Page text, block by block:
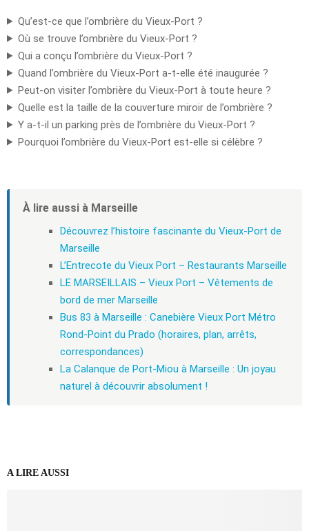
Qu’est-ce que l’ombrière du Vieux-Port ?
Où se trouve l’ombrière du Vieux-Port ?
Qui a conçu l’ombrière du Vieux-Port ?
Quand l’ombrière du Vieux-Port a-t-elle été inaugurée ?
Peut-on visiter l’ombrière du Vieux-Port à toute heure ?
Quelle est la taille de la couverture miroir de l’ombrière ?
Y a-t-il un parking près de l’ombrière du Vieux-Port ?
Pourquoi l’ombrière du Vieux-Port est-elle si célèbre ?
À lire aussi à Marseille
Découvrez l’histoire fascinante du Vieux-Port de
Marseille
L’Entrecote du Vieux Port – Restaurants Marseille
LE MARSEILLAIS – Vieux Port – Vêtements de
bord de mer Marseille
Bus 83 à Marseille : Canebière Vieux Port Métro
Rond-Point du Prado (horaires, plan, arrêts,
correspondances)
La Calanque de Port-Miou à Marseille : Un joyau
naturel à découvrir absolument !
A LIRE AUSSI